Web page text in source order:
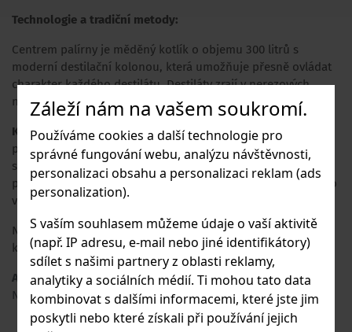
Záleží nám na vašem soukromí.
Používáme cookies a další technologie pro
správné fungování webu, analýzu návštěvnosti,
personalizaci obsahu a personalizaci reklam (ads
personalization).
S vaším souhlasem můžeme údaje o vaší aktivitě
(např. IP adresu, e-mail nebo jiné identifikátory)
sdílet s našimi partnery z oblasti reklamy,
analytiky a sociálních médií. Ti mohou tato data
kombinovat s dalšími informacemi, které jste jim
poskytli nebo které získali při používání jejich
Technologie a tradiční metody:
Centrem palírny je měděný kotlík o objemu 300 litrů s
moderní destilační kolonou, která umožňuje přesně ovládat
charakter každého destilátu. Destiláty zrají v nerezových
nádržích, kde získávají svou plnou chuť a aroma.
Karl LIQ Rynglovice Reine-Claude 2023není jen výrazem
prvotřídní kvality, ale také elegance. Každá láhev je vyrobena
s důrazem na detail a design, což z ní dělá perfektní dárek
pro milovníky jemných destilátů nebo výjimečný přírůstek do
vaší sbírky.
Nenechte si ujít možnost ochutnat tuto vynikající rynglovici,
která přináší chuť moravských vinic přímo do vaší skleničky!
Adresa výrobce : Karl LIQ Distillery, Nemochovice 185, 683 33
Nemochovice, CZ